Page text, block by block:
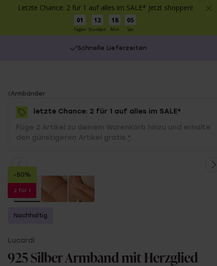
Letzte Chance: 2 für 1 auf alles im SALE* Jetzt shoppen!
01
Tagen
12
Stunden
18
Min
05
Sec
Schnelle Lieferzeiten
You
are
here:
Armbänder
letzte Chance: 2 für 1 auf alles im SALE*
Füge 2 Artikel zu deinem Warenkorb hinzu und erhalte
den günstigeren Artikel gratis. *
-50%
2 für 1
Nachhaltig
Lucardi
925 Silber Armband mit Herzglied